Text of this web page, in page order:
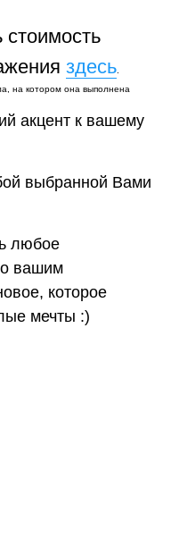
здесь
на котором она выполнена
акцент к вашему
выбранной Вами
любое
вашим
которое
мечты :)